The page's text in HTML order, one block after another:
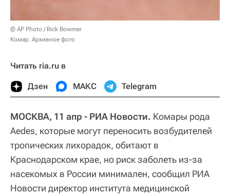
© AP Photo / Rick Bowmer
Комар. Архивное фото
Читать ria.ru в
Дзен МАКС Telegram
МОСКВА, 11 апр - РИА Новости. Комары рода
Aedes, которые могут переносить возбудителей
тропических лихорадок, обитают в
Краснодарском крае, но риск заболеть из-за
насекомых в России минимален, сообщил РИА
Новости директор института медицинской